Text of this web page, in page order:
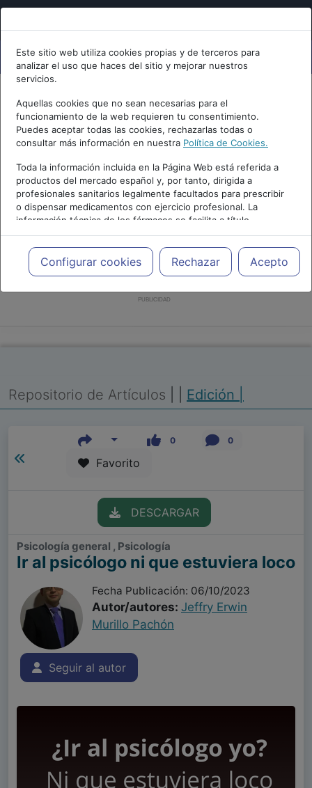
Este sitio web utiliza cookies propias y de terceros para
analizar el uso que haces del sitio y mejorar nuestros
servicios.
Aquellas cookies que no sean necesarias para el
funcionamiento de la web requieren tu consentimiento.
Puedes aceptar todas las cookies, rechazarlas todas o
consultar más información en nuestra Política de Cookies.
Toda la información incluida en la Página Web está referida a
productos del mercado español y, por tanto, dirigida a
profesionales sanitarios legalmente facultados para prescribir
o dispensar medicamentos con ejercicio profesional. La
información técnica de los fármacos se facilita a título
meramente informativo, siendo responsabilidad de los
profesionales facultados prescribir medicamentos y decidir, en
cada caso concreto, el tratamiento más adecuado a las
necesidades del paciente.
Configurar cookies Rechazar Acepto
PUBLICIDAD
Repositorio de Artículos Edición |
0 0
Favorito
DESCARGAR
Psicología general , Psicología
Ir al psicólogo ni que estuviera loco
Fecha Publicación: 06/10/2023
Autor/autores: Jeffry Erwin
Murillo Pachón
Seguir al autor